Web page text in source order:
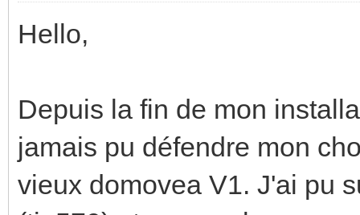
Hello,
Depuis la fin de mon
jamais pu défendre mon
vieux domovea V1. J'ai pu